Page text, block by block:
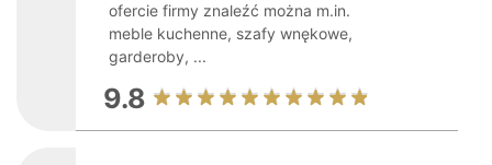
ofercie firmy znaleźć można m.in.
meble kuchenne, szafy wnękowe,
garderoby, ...
9.8